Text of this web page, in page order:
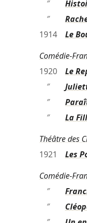
″
″
1914
Le
Comédie-
1920
Le
″
″
″
La
Théâtre des
1921
Les
Comédie-
″
″